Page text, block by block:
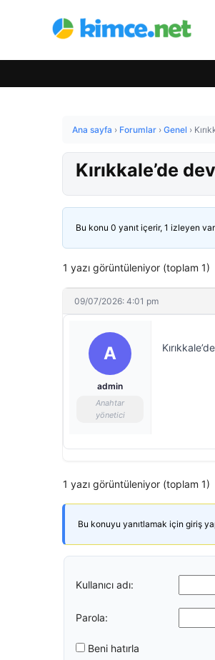
Ana sayfa › Forumlar › Genel ›
Kırıkkale’de
Bu konu 0 yanıt içerir, 1 izleyen
1 yazı görüntüleniyor (toplam 1)
09/07/2026: 4:01 pm
A
admin
Anahtar
yönetici
1 yazı görüntüleniyor (toplam 1)
Bu konuyu yanıtlamak için giriş
Kullanıcı adı:
Parola:
Beni hatırla